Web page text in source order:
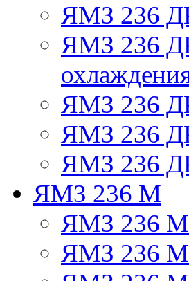
ЯМЗ 236
ЯМЗ 236
ЯМЗ 236
ЯМЗ 236
ЯМЗ 236
ЯМЗ 236 М
ЯМЗ 236 М
ЯМЗ 236 М